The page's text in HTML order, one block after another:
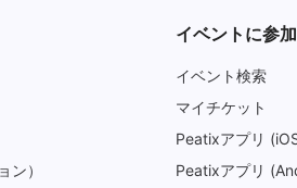
ン）
イベントに参
イベント検索
マイチケット
Peatixアプリ
Peatixアプリ